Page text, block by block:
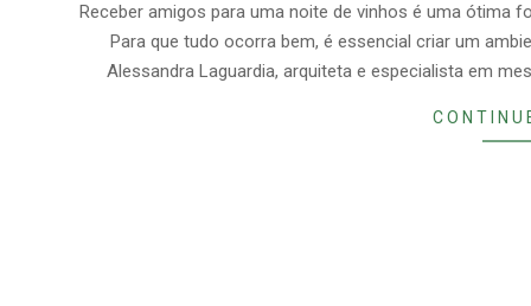
Receber amigos para uma noite de vinhos é uma ótima
Para que tudo ocorra bem, é essencial criar um
Alessandra Laguardia, arquiteta e especialista em